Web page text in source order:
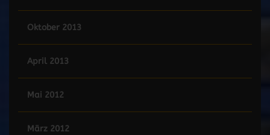
Oktober 2013
April 2013
Mai 2012
März 2012